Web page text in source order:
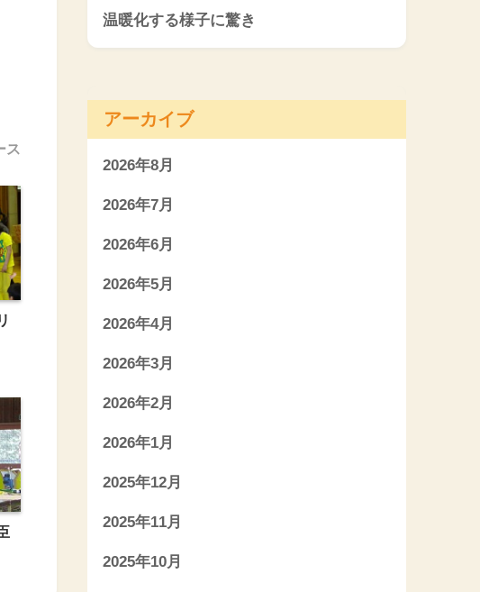
ス
温暖化する様子に驚き
アーカイブ
2026年8月
2026年7月
2026年6月
2026年5月
2026年4月
2026年3月
2026年2月
2026年1月
2025年12月
2025年11月
2025年10月